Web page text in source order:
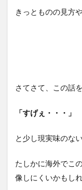
きっとものの見方
さてさて、この話
「すげぇ・・・」
と少し現実味のな
たしかに海外でこ
像しにくいかもし